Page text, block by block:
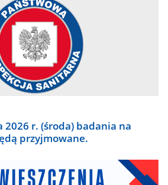
r. (środa) badania na
przyjmowane.